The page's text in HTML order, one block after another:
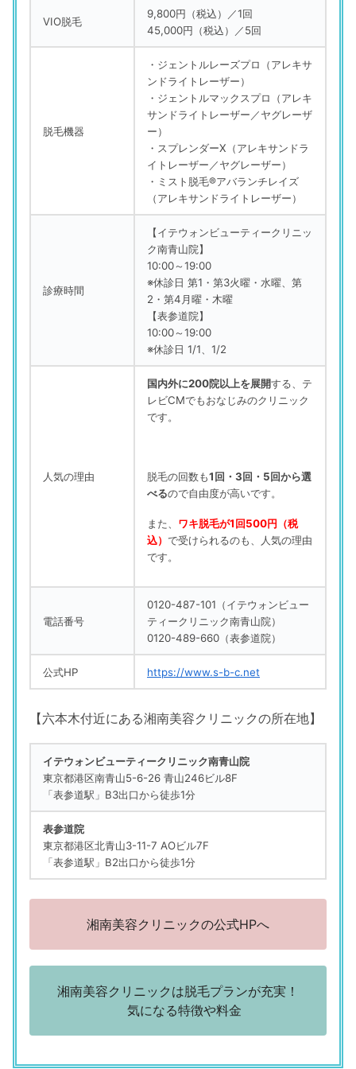
VIO脱毛
9,800円（税込）／1回
45,000円（税込）／5回
脱毛機器
・ジェントルレーズプロ（アレキサ
ンドライトレーザー）
・ジェントルマックスプロ（アレキ
サンドライトレーザー／ヤグレーザ
ー）
・スプレンダーX（アレキサンドラ
イトレーザー／ヤグレーザー）
・ミスト脱毛®アバランチレイズ
（アレキサンドライトレーザー）
診療時間
【イテウォンビューティークリニッ
ク南青山院】
10:00～19:00
※休診日 第1・第3火曜・水曜、第
2・第4月曜・木曜
【表参道院】
10:00～19:00
※休診日 1/1、1/2
人気の理由
国内外に200院以上を展開する、テ
レビCMでもおなじみのクリニック
です。
脱毛の回数も1回・3回・5回から選
べるので自由度が高いです。
また、 ワキ脱毛が1回500円（税
込） で受けられるのも、人気の理由
です。
電話番号
0120-487-101（イテウォンビュー
ティークリニック南青山院）
0120-489-660（表参道院）
公式HP https://www.s-b-c.net
【六本木付近にある湘南美容クリニックの所在地】
イテウォンビューティークリニック南青山院
東京都港区南青山5-6-26 青山246ビル8F
「表参道駅」B3出口から徒歩1分
表参道院
東京都港区北青山3-11-7 AOビル7F
「表参道駅」B2出口から徒歩1分
湘南美容クリニックの公式HPへ
湘南美容クリニックは脱毛プランが充実！
気になる特徴や料金